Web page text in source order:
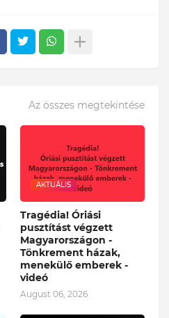
Az összes megtekintése
AKTUÁLIS
Tragédia! Óriási
pusztítást végzett
Magyarországon -
Tönkrement házak,
menekülő emberek -
videó
August 06, 2026